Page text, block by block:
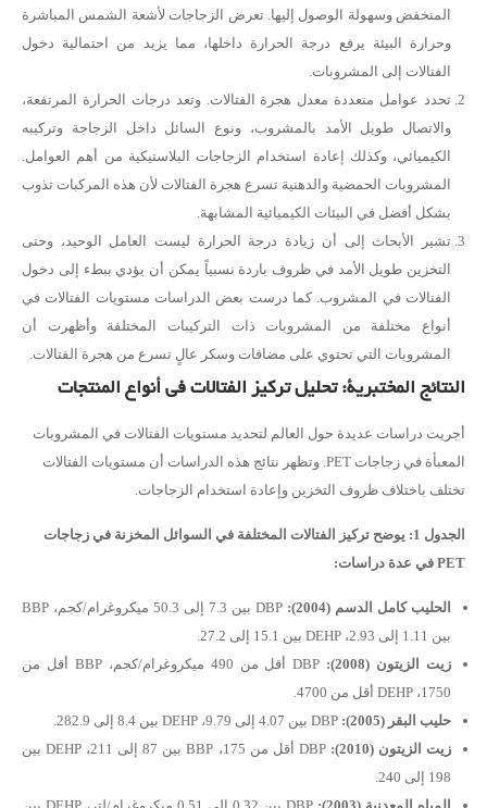
المنخفض وسهولة الوصول إليها. تعرض الزجاجات لأشعة الشمس المباشرة
وحرارة البيئة يرفع درجة الحرارة داخلها، مما يزيد من احتمالية دخول
الفتالات إلى المشروبات.
تحدد عوامل متعددة معدل هجرة الفتالات. وتعد درجات الحرارة المرتفعة،
والاتصال طويل الأمد بالمشروب، ونوع السائل داخل الزجاجة وتركيبه
الكيميائي، وكذلك إعادة استخدام الزجاجات البلاستيكية من أهم العوامل.
المشروبات الحمضية والدهنية تسرع هجرة الفتالات لأن هذه المركبات تذوب
بشكل أفضل في البيئات الكيميائية المشابهة.
تشير الأبحاث إلى أن زيادة درجة الحرارة ليست العامل الوحيد، وحتى
التخزين طويل الأمد في ظروف باردة نسبياً يمكن أن يؤدي ببطء إلى دخول
الفتالات في المشروب. كما درست بعض الدراسات مستويات الفتالات في
أنواع مختلفة من المشروبات ذات التركيبات المختلفة وأظهرت أن
المشروبات التي تحتوي على مضافات وسكر عالٍ تسرع من هجرة الفتالات.
النتائج المختبرية: تحليل تركيز الفتالات في أنواع المنتجات
أجريت دراسات عديدة حول العالم لتحديد مستويات الفتالات في المشروبات
المعبأة في زجاجات PET. وتظهر نتائج هذه الدراسات أن مستويات الفتالات
تختلف باختلاف ظروف التخزين وإعادة استخدام الزجاجات.
الجدول 1: يوضح تركيز الفتالات المختلفة في السوائل المخزنة في زجاجات
PET في عدة دراسات:
الحليب كامل الدسم (2004):
DBP بين 7.3 إلى 50.3 ميكروغرام/كجم، BBP
بين 1.11 إلى 2.93، DEHP بين 15.1 إلى 27.2.
زيت الزيتون (2008):
DBP أقل من 490 ميكروغرام/كجم، BBP أقل من
1750، DEHP أقل من 4700.
حليب البقر (2005):
زيت الزيتون (2010):
DBP أقل من 175، BBP بين 87 إلى 211، DEHP بين
198 إلى 240.
المياه المعدنية (2003):
DBP بين 0.32 إلى 0.51 ميكروغرام/لتر، DEHP بين